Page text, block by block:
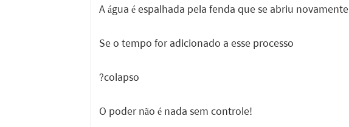
A água é espalhada pela fenda que se abriu novamente
Se o tempo for adicionado a esse processo
?colapso
O poder não é nada sem controle!